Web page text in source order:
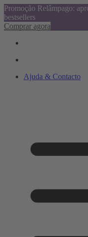
Promoção Relâmpago:
bestsellers
Comprar agora
Ajuda & Contacto